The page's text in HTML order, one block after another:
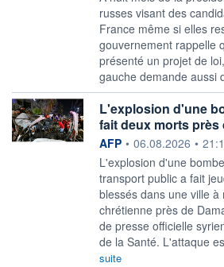
russes visant des
France même si elles
gouvernement rappelle
présenté un projet de
gauche demande aussi
L'explosion d'une
fait deux morts près
information fournie par
AFP • 06.08.2026 •
L'explosion d'une
transport public a fait
blessés dans une ville
chrétienne près de
de presse officielle
de la Santé. L'attaque
suite